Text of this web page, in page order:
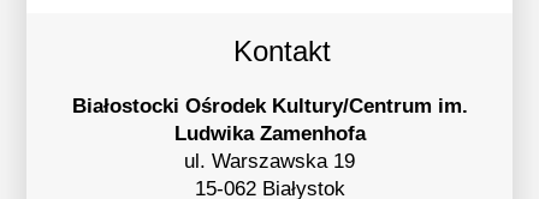
Kontakt
Białostocki Ośrodek Kultury/Centrum im.
Ludwika Zamenhofa
ul. Warszawska 19
15-062 Białystok